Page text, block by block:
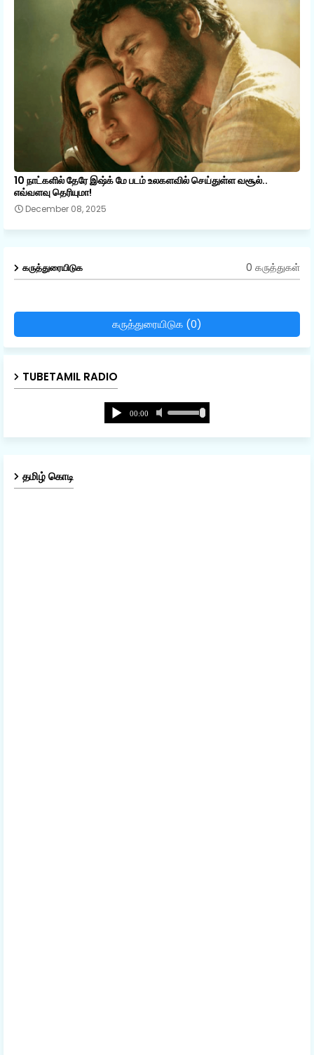
10 நாட்களில் தேரே இஷ்க் மே படம் உலகளவில் செய்துள்ள வசூல்..
எவ்வளவு தெரியுமா!
December 08, 2025
கருத்துரையிடுக 0 கருத்துகள்
கருத்துரையிடுக (0)
TUBETAMIL RADIO
தமிழ் கொடி